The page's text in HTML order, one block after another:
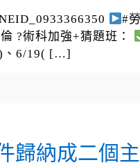
#
?術科加強+猜題班：
、6/19( […]
歸納成二個